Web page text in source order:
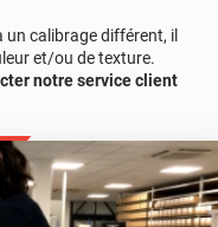
un calibrage différent, il
et/ou de texture.
notre service client